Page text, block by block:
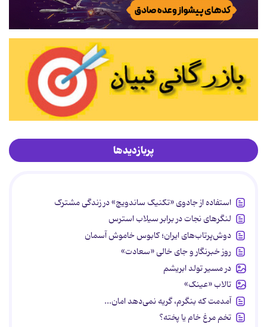
پربازدیدها
استفاده از جادوی «تکنیک ساندویچ» در زندگی مشترک
لنگرهای نجات در برابر سیلاب استرس
دوش‌پرتاب‌های ایران؛ کابوس خاموش آسمان
روز خبرنگار و جای خالی «سعادت»
در مسیر تولد ابریشم
تالاب «عینک»
آمدمت که بنگرم، گریه نمی‌دهد امان...
تخم مرغ خام یا پخته؟